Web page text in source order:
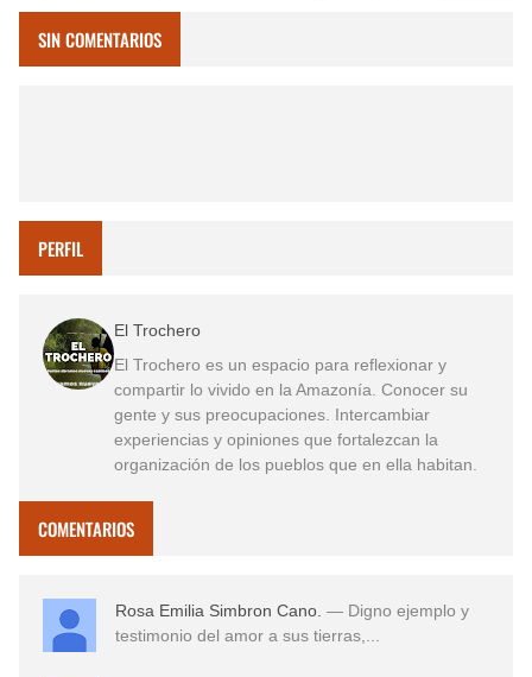
SIN COMENTARIOS
PERFIL
El Trochero
El Trochero es un espacio para reflexionar y
compartir lo vivido en la Amazonía. Conocer su
gente y sus preocupaciones. Intercambiar
experiencias y opiniones que fortalezcan la
organización de los pueblos que en ella habitan.
COMENTARIOS
Rosa Emilia Simbron Cano. — Digno ejemplo y
testimonio del amor a sus tierras,...